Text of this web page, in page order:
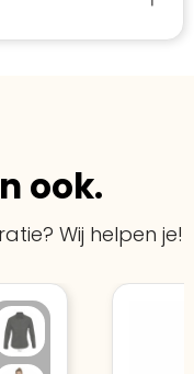
ook.
Wij helpen je!